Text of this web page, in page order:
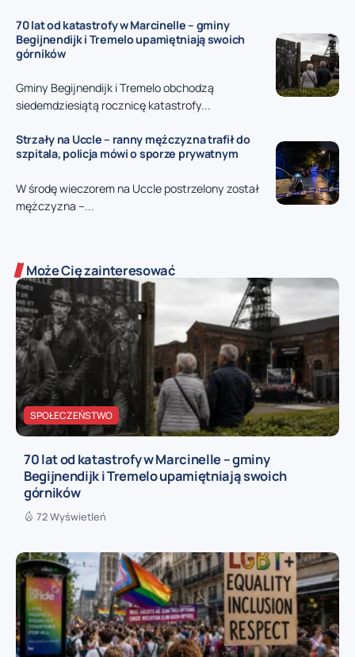
70 lat od katastrofy w Marcinelle – gminy
Begijnendijk i Tremelo upamiętniają swoich
górników
Gminy Begijnendijk i Tremelo obchodzą
siedemdziesiątą rocznicę katastrofy...
Strzały na Uccle – ranny mężczyzna trafił do
szpitala, policja mówi o sporze prywatnym
W środę wieczorem na Uccle postrzelony został
mężczyzna –...
Może Cię zainteresować
SPOŁECZEŃSTWO
70 lat od katastrofy w Marcinelle – gminy
Begijnendijk i Tremelo upamiętniają swoich
górników
72 Wyświetleń